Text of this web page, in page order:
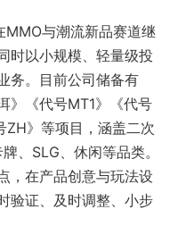
MMO与潮流新品赛道继
时以小规模、轻量级投
务。目前公司储备有
》《代号MT1》《代号
ZH》等项目，涵盖二次
、SLG、休闲等品类。
，在产品创意与玩法设
验证、及时调整、小步